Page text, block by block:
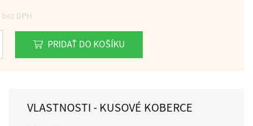
bez DPH
PRIDAŤ DO KOŠÍKU
VLASTNOSTI - KUSOVÉ KOBERCE